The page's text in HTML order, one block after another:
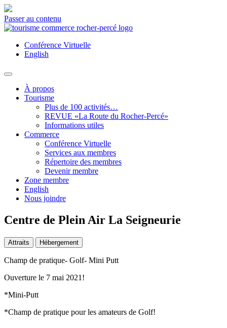
Passer au contenu
Conférence Virtuelle
English
À propos
Tourisme
Plus de 100 activités…
REVUE «La Route du Rocher-Percé»
Informations utiles
Commerce
Conférence Virtuelle
Services aux membres
Répertoire des membres
Devenir membre
Zone membre
English
Nous joindre
Centre de Plein Air La Seigneurie
Attraits Hébergement
Champ de pratique- Golf- Mini Putt
Ouverture le 7 mai 2021!
*Mini-Putt
*Champ de pratique pour les amateurs de Golf!